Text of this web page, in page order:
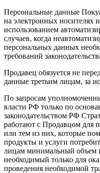
Персональные данные
на электронных носителях
использованием
случаев, когда
персональных данных
требований
Продавец обязуется не
данные третьим лицам, за
По запросам
власти РФ только по
законодательством РФ
работают с Продавцом для
или тем из них, которые
продукты и услуги
лицам минимальный объем
необходимый только для
проведения необходимой